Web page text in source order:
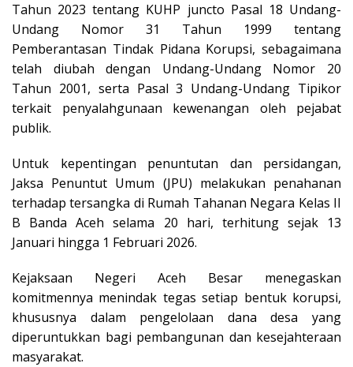
Tahun 2023 tentang KUHP juncto Pasal 18 Undang-
Undang Nomor 31 Tahun 1999 tentang
Pemberantasan Tindak Pidana Korupsi, sebagaimana
telah diubah dengan Undang-Undang Nomor 20
Tahun 2001, serta Pasal 3 Undang-Undang Tipikor
terkait penyalahgunaan kewenangan oleh pejabat
publik.
Untuk kepentingan penuntutan dan persidangan,
Jaksa Penuntut Umum (JPU) melakukan penahanan
terhadap tersangka di Rumah Tahanan Negara Kelas II
B Banda Aceh selama 20 hari, terhitung sejak 13
Januari hingga 1 Februari 2026.
Kejaksaan Negeri Aceh Besar menegaskan
komitmennya menindak tegas setiap bentuk korupsi,
khususnya dalam pengelolaan dana desa yang
diperuntukkan bagi pembangunan dan kesejahteraan
masyarakat.